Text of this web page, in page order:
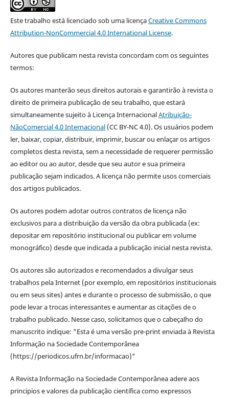
Este trabalho está licenciado sob uma licençaCreative Commons
Attribution-NonCommercial 4.0 International License.
Autores que publicam nesta revista concordam com os seguintes
termos:
Os autores manterão seus direitos autorais e garantirão à revista o
direito de primeira publicação de seu trabalho, que estará
simultaneamente sujeito à Licença InternacionalAtribuição-
NãoComercial 4.0 Internacional(CC BY-NC 4.0). Os usuários podem
ler, baixar, copiar, distribuir, imprimir, buscar ou enlaçar os artigos
completos desta revista, sem a necessidade de requerer permissão
ao editor ou ao autor, desde que seu autor e sua primeira
publicação sejam indicados. A licença não permite usos comerciais
dos artigos publicados.
Os autores podem adotar outros contratos de licença não
exclusivos para a distribuição da versão da obra publicada (ex:
depositar em repositório institucional ou publicar em volume
monográfico) desde que indicada a publicação inicial nesta revista.
Os autores são autorizados e recomendados a divulgar seus
trabalhos pela Internet (por exemplo, em repositórios institucionais
ou em seus sites) antes e durante o processo de submissão, o que
pode levar a trocas interessantes e aumentar as citações de o
trabalho publicado. Nesse caso, solicitamos que o cabeçalho do
manuscrito indique: "Esta é uma versão pre-print enviada à Revista
Informação na Sociedade Contemporânea
(https://periodicos.ufrn.br/informacao)"
A Revista Informação na Sociedade Contemporânea adere aos
principios e valores da publicação científica como expressos